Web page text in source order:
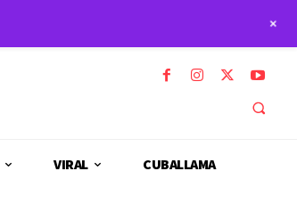
VIRAL CUBALLAMA
+